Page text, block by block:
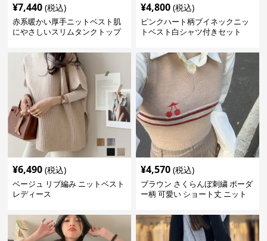
¥7,440 (税込)
赤系暖かい厚手ニットベスト肌
にやさしいスリムタンクトップ
¥4,800 (税込)
ピンクハート柄ブイネックニッ
トベスト白シャツ付きセット
¥6,490 (税込)
ベージュ リブ編み ニットベスト
レディース
¥4,570 (税込)
ブラウン さくらんぼ刺繍 ボーダ
ー柄 可愛い ショート丈 ニット